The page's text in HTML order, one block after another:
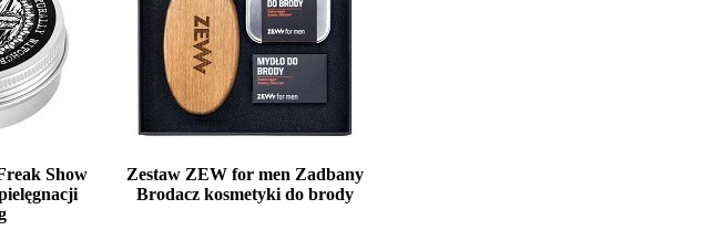
Show
Zestaw ZEW for men Zadbany
Brodacz kosmetyki do brody